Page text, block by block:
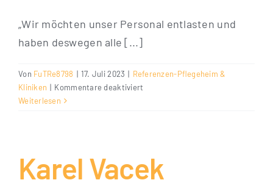
„Wir möchten unser Personal entlasten und
haben deswegen alle [...]
Von FuTRe8798 | 17. Juli 2023 | Referenzen-Pflegeheim &
Kliniken | Kommentare deaktiviert
Weiterlesen
Karel Vacek